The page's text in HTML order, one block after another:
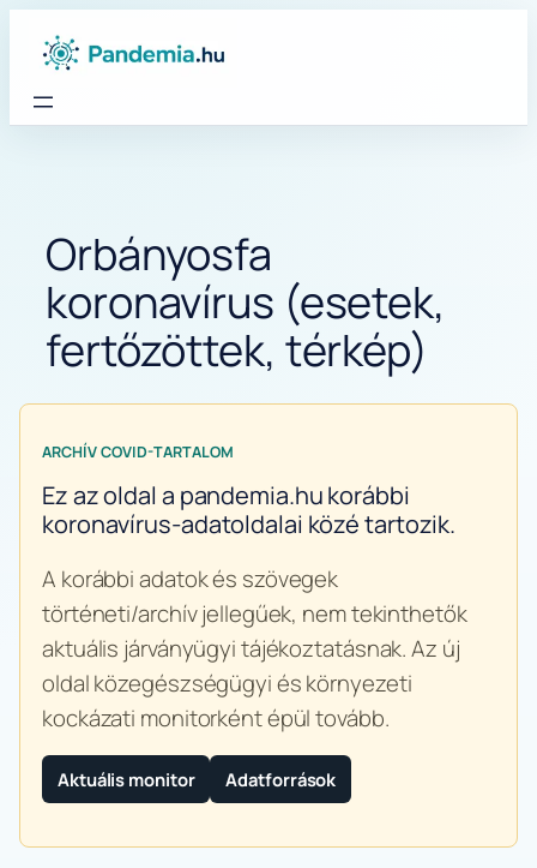
Orbányosfa
koronavírus (esetek,
fertőzöttek, térkép)
ARCHÍV COVID-TARTALOM
Ez az oldal a pandemia.hu korábbi
koronavírus-adatoldalai közé tartozik.
A korábbi adatok és szövegek
történeti/archív jellegűek, nem tekinthetők
aktuális járványügyi tájékoztatásnak. Az új
oldal közegészségügyi és környezeti
kockázati monitorként épül tovább.
Aktuális monitor Adatforrások